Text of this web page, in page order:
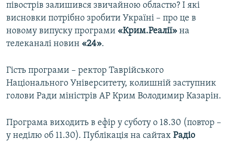
півострів залишився звичайною областю? І які
висновки потрібно зробити Україні – про це в
новому випуску програми «Крим.Реалії» на
телеканалі новин «24».
Гість програми – ректор Таврійського
Національного Університету, колишній заступник
голови Ради міністрів АР Крим Володимир Казарін.
Програма виходить в ефір у суботу о 18.30 (повтор –
у неділю об 11.30). Публікація на сайтах Радіо